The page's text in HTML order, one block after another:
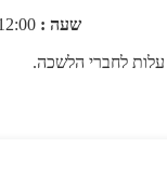
שעה :
- 10:00